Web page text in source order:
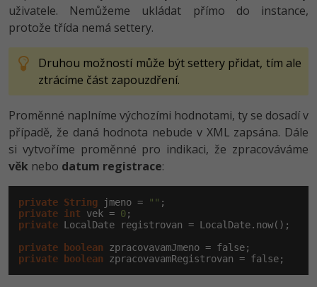
uživatele. Nemůžeme ukládat přímo do instance,
protože třída nemá settery.
Druhou možností může být settery přidat, tím ale
ztrácíme část zapouzdření.
Proměnné naplníme výchozími hodnotami, ty se dosadí v
případě, že daná hodnota nebude v XML zapsána. Dále
si vytvoříme proměnné pro indikaci, že zpracováváme
věk nebo datum registrace:
private String jmeno = ""
private int vek = 0
private LocalDate registrovan = LocalDate.now();
private
boolean
private
boolean zpracovavamRegistrovan = false;